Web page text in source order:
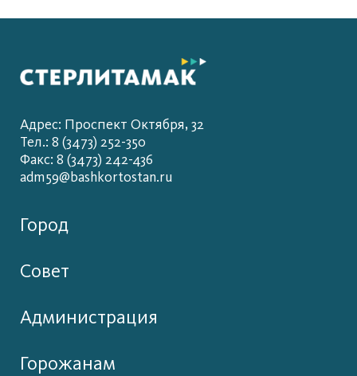
Адрес: Проспект Октября, 32
Тел.: 8 (3473) 252-350
Факс: 8 (3473) 242-436
adm59@bashkortostan.ru
Город
Совет
Администрация
Горожанам